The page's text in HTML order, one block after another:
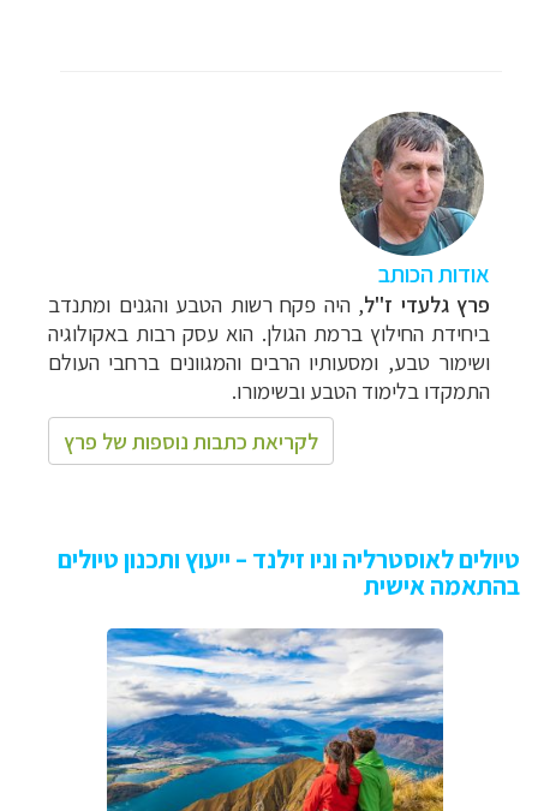
אודות הכותב
פרץ גלעדי ז"ל, היה פקח רשות הטבע והגנים ומתנדב
ביחידת החילוץברמת הגולן. הוא עסק רבות באקולוגיה
ושימור טבע, ומסעותיו הרבים והמגוונים ברחבי העולם
התמקדו בלימוד הטבע ובשימורו.
לקריאת כתבות נוספות של פרץ
טיולים לאוסטרליה וניו זילנד – ייעוץ ותכנון טיולים
בהתאמה אישית